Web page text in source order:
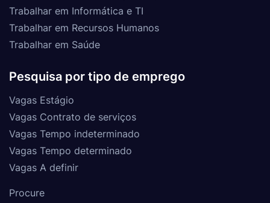
Trabalhar em Informática e TI
Trabalhar em Recursos Humanos
Trabalhar em Saúde
Pesquisa por tipo de emprego
Vagas Estágio
Vagas Contrato de serviços
Vagas Tempo indeterminado
Vagas Tempo determinado
Vagas A definir
Procure